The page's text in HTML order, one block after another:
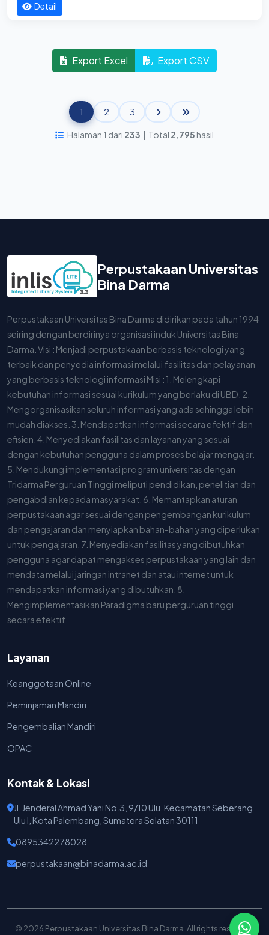
Detail
Export Excel Export CSV
1 2 3
Halaman 1 dari 233 | Total 2,795 hasil
Perpustakaan Universitas
Bina Darma
Perpustakaan Universitas Bina Darma didirikan pada tahun 1994
seiring dengan berdirinya organisasi induk Universitas Bina
Darma. Visi : Menjadi perpustakaan berbasis teknologi yang
terbaik dan penyedia informasi melalui fasilitas dan pelayanan
yang berbasis teknologi informasi Misi : 1. Melengkapi
kebutuhan informasi sesuai kurikulum yang berlaku di UBD. 2.
Mengorganisasikan seluruh informasi yang ada sehingga lebih
mudah diakses. 3. Mendapatkan informasi secara efektif dan
efisien. 4. Menyediakan fasilitas dan layanan yang sesuai
dengan kebutuhan pengguna dalam proses belajar mengajar.
5. Mendukung implementasi program universitas dengan
Tridarma Perguruan Tinggi meliputi pendidikan, penelitian dan
pengabdian kepada masyarakat. 6. Memantapkan aturan
perpustakaan agar sesuai dengan pengembangan kurikulum
dan pengajaran dan menyiapkan bahan-bahan yang diperlukan
untuk pengajaran. 7. Menyediakan fasilitas yang dibutuhkan
pengguna agar dapat mengakses perpustakaan yang lain dan
mendata melalui jaringan intranet dan atau internet untuk
mendapatkan informasi yang dibutuhkan. 8.
Mengimplementasikan Paradigma baru perguruan tinggi
secara efektif.
Layanan
Keanggotaan Online
Peminjaman Mandiri
Pengembalian Mandiri
OPAC
Kontak & Lokasi
Jl. Jenderal Ahmad Yani No.3, 9/10 Ulu, Kecamatan Seberang
Ulu I, Kota Palembang, Sumatera Selatan 30111
0895342278028
perpustakaan@binadarma.ac.id
© 2026 Perpustakaan Universitas Bina Darma. All rights reserved.